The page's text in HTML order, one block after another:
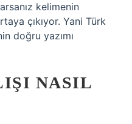
kelimenin
çıkıyor. Yani Türk
doğru yazımı
NASIL